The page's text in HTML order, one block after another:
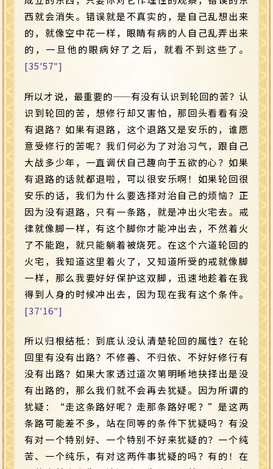
西就会消失。错误就是不真实的，是自己乱想出来
的，就像空中花一样，眼睛有病的人自己乱弄出来
的，一旦他的眼病好了之后，就看不到这些了。
[35′57″]
所以才说，最重要的——有没有认识到轮回的苦？认
识到轮回的苦，想修行却又害怕，那回头看看有没
有退路？如果有退路，这个退路又是安乐的，谁愿
意受修行的苦呢？我们何必为了对治习气，跟自己
大战多少年，一直调伏自己趣向于五欲的心？如果
有退路的话就都退啦，可以很安乐啊！如果轮回很
安乐的话，我们为什么要选择对治自己的烦恼？正
因为没有退路，只有一条路，就是冲出火宅去。戒
律就像脚一样，有这个脚你才能冲出去，不然着火
了不能跑，就只能躺着被烧死。在这个六道轮回的
火宅，我知道这里着火了，又知道所受的戒就像脚
一样，那么我要好好保护这双脚，迅速地趁着在我
得到人身的时候冲出去，因为现在我有这个条件。
[37′16″]
所以归根结柢：到底认没认清楚轮回的属性？在轮
回里有没有出路？不修善、不归依、不好好修行有
没有出路？如果大家透过道次第明晰地抉择出是没
有出路的，那么我们就不会再去犹疑。因为所谓的
犹疑：“走这条路好呢？走那条路好呢？”是这两
条路可能差不多，站在同等的条件下犹疑吗？有没
有对一个特别好、一个特别不好来犹疑的？一个纯
苦、一个纯乐，有对这两件事犹疑的吗？有的！在